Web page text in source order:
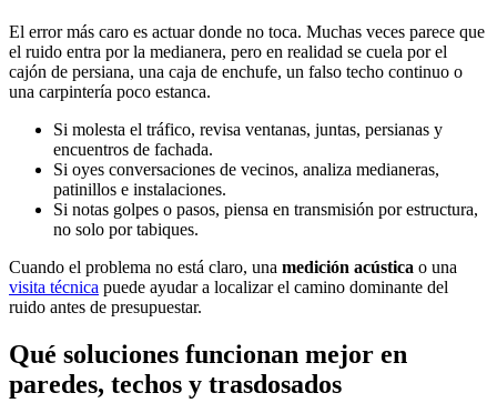
El error más caro es actuar donde no toca. Muchas veces parece que
el ruido entra por la medianera, pero en realidad se cuela por el
cajón de persiana, una caja de enchufe, un falso techo continuo o
una carpintería poco estanca.
Si molesta el tráfico, revisa ventanas, juntas, persianas y
encuentros de fachada.
Si oyes conversaciones de vecinos, analiza medianeras,
patinillos e instalaciones.
Si notas golpes o pasos, piensa en transmisión por estructura,
no solo por tabiques.
Cuando el problema no está claro, una medición acústica o una
visita técnica puede ayudar a localizar el camino dominante del
ruido antes de presupuestar.
Qué soluciones funcionan mejor en
paredes, techos y trasdosados